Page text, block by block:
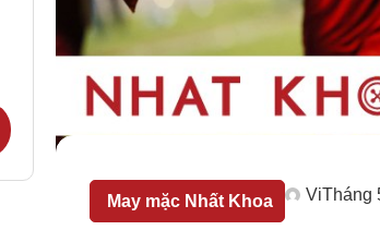
May mặc Nhất Khoa ViTháng